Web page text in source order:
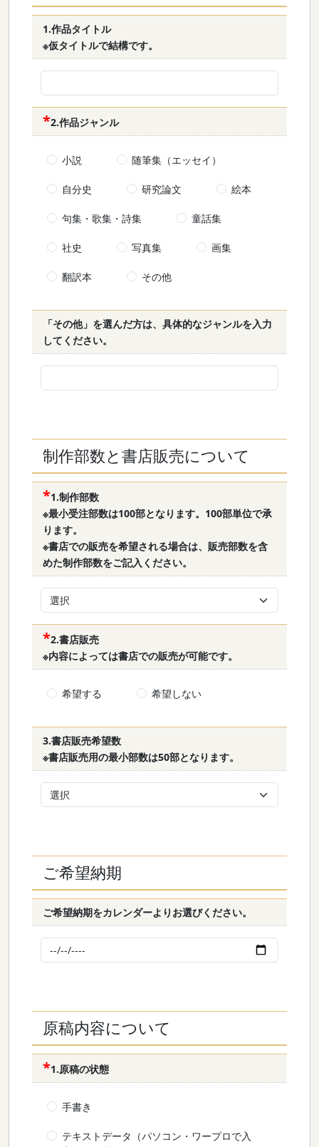
1.作品タイトル
※仮タイトルで結構です。
2.作品ジャンル
小説 随筆集（エッセイ）
自分史 研究論文 絵本
句集・歌集・詩集 童話集
社史 写真集 画集
翻訳本 その他
「その他」を選んだ方は、具体的なジャンルを入力
してください。
制作部数と書店販売について
1.制作部数
※最小受注部数は100部となります。100部単位で承
ります。
※書店での販売を希望される場合は、販売部数を含
めた制作部数をご記入ください。
2.書店販売
※内容によっては書店での販売が可能です。
希望する 希望しない
3.書店販売希望数
※書店販売用の最小部数は50部となります。
ご希望納期
ご希望納期をカレンダーよりお選びください。
原稿内容について
1.原稿の状態
手書き
テキストデータ（パソコン・ワープロで入